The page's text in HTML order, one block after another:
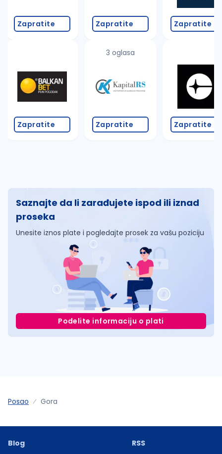
promenite odabrane filtere pretrage
Zapratite
Zapratite
Zapratite
3 oglasa
Zapratite
Zapratite
Zapratite
Saznajte da li zarađujete ispod ili iznad
proseka
Unesite iznos plate i pogledajte prosek za vašu poziciju
Podelite informaciju o plati
Posao Gora
Blog
RSS